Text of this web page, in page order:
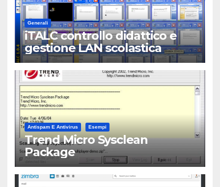
Generali
iTALC controllo didattico e
gestione LAN scolastica
Antispam E Antivirus Esempi
Trend Micro Sysclean
Package